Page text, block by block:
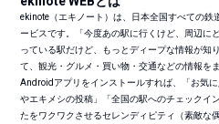
ekinote（エキノート）は、日本全国すべての
ービスです。「今度あの駅に行くけど、周辺に
っている駅だけど、もっとディープな情報が知
て、観光・グルメ・買い物・交通などの情報を
Androidアプリをインストールすれば、「お気
やエキメシの投稿」「全国の駅へのチェックイ
たをワクワクさせるセレンディピティ（素敵な